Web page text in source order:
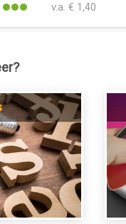
v.a. € 1,40